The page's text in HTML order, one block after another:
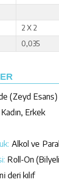
2 X 2
0,035
(Zeyd Esans)
Kadın, Erkek
Alkol ve
Roll-On
deri kılıf